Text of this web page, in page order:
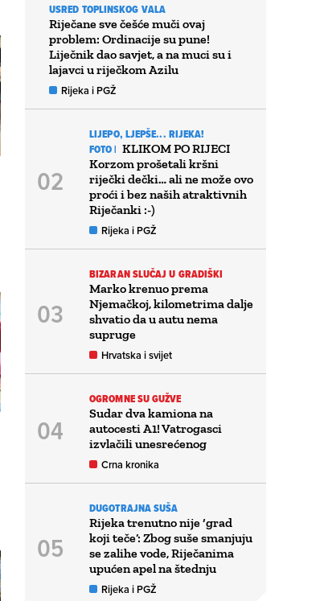
USRED TOPLINSKOG VALA
Riječane sve češće muči ovaj
problem: Ordinacije su pune!
Liječnik dao savjet, a na muci su i
lajavci u riječkom Azilu
Rijeka i PGŽ
LIJEPO, LJEPŠE... RIJEKA!
FOTO | KLIKOM PO RIJECI
Korzom prošetali kršni
riječki dečki… ali ne može ovo
proći i bez naših atraktivnih
Riječanki :-)
Rijeka i PGŽ
BIZARAN SLUČAJ U GRADIŠKI
Marko krenuo prema
Njemačkoj, kilometrima dalje
shvatio da u autu nema
supruge
Hrvatska i svijet
OGROMNE SU GUŽVE
Sudar dva kamiona na
autocesti A1! Vatrogasci
izvlačili unesrećenog
Crna kronika
DUGOTRAJNA SUŠA
Rijeka trenutno nije ‘grad
koji teče’: Zbog suše smanjuju
se zalihe vode, Riječanima
upućen apel na štednju
Rijeka i PGŽ